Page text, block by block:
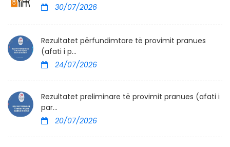
30/07/2026
Rezultatet përfundimtare të provimit pranues
(afati i p...
24/07/2026
Rezultatet preliminare të provimit pranues (afati i
par...
20/07/2026